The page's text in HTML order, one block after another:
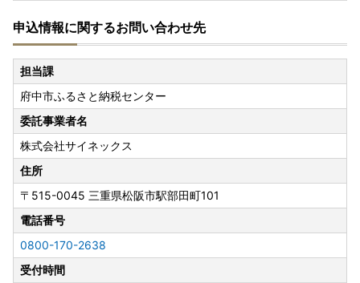
申込情報に関するお問い合わせ先
担当課
府中市ふるさと納税センター
委託事業者名
株式会社サイネックス
住所
〒515-0045 三重県松阪市駅部田町101
電話番号
0800-170-2638
受付時間